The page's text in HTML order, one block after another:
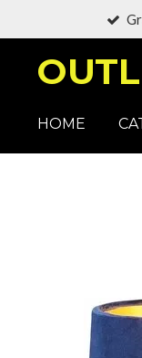
hoofdinhoud
HOME